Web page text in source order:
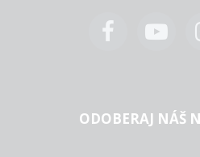
ODOBERAJ NÁŠ